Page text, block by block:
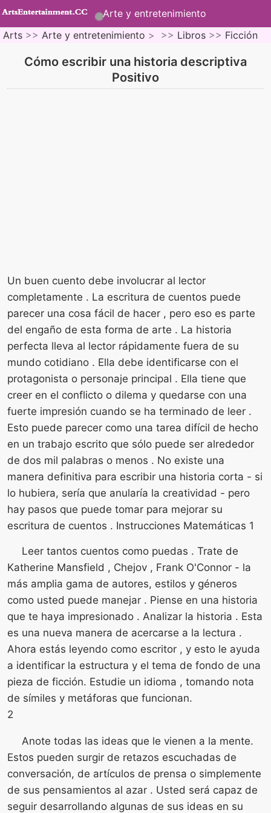
Arte y entretenimiento
Arts >> Arte y entretenimiento > >> Libros >> Ficción
Cómo escribir una historia descriptiva
Positivo
Un buen cuento debe involucrar al lector
completamente . La escritura de cuentos puede
parecer una cosa fácil de hacer , pero eso es parte
del engaño de esta forma de arte . La historia
perfecta lleva al lector rápidamente fuera de su
mundo cotidiano . Ella debe identificarse con el
protagonista o personaje principal . Ella tiene que
creer en el conflicto o dilema y quedarse con una
fuerte impresión cuando se ha terminado de leer .
Esto puede parecer como una tarea difícil de hecho
en un trabajo escrito que sólo puede ser alrededor
de dos mil palabras o menos . No existe una
manera definitiva para escribir una historia corta - si
lo hubiera, sería que anularía la creatividad - pero
hay pasos que puede tomar para mejorar su
escritura de cuentos . Instrucciones Matemáticas 1
Leer tantos cuentos como puedas . Trate de
Katherine Mansfield , Chejov , Frank O'Connor - la
más amplia gama de autores, estilos y géneros
como usted puede manejar . Piense en una historia
que te haya impresionado . Analizar la historia . Esta
es una nueva manera de acercarse a la lectura .
Ahora estás leyendo como escritor , y esto le ayuda
a identificar la estructura y el tema de fondo de una
pieza de ficción. Estudie un idioma , tomando nota
de símiles y metáforas que funcionan.
2
Anote todas las ideas que le vienen a la mente.
Estos pueden surgir de retazos escuchadas de
conversación, de artículos de prensa o simplemente
de sus pensamientos al azar . Usted será capaz de
seguir desarrollando algunas de sus ideas en su